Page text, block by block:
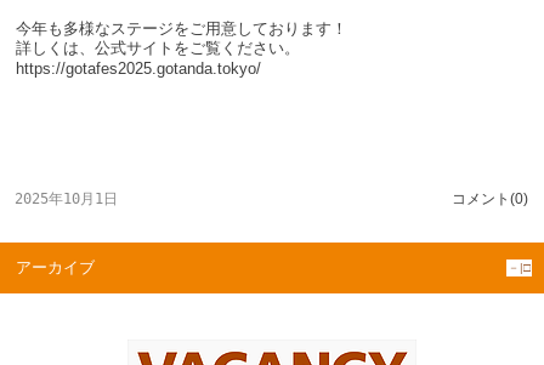
今年も多様なステージをご用意しております！
詳しくは、公式サイトをご覧ください。
https://gotafes2025.gotanda.tokyo/
2025年10月1日 コメント(0)
アーカイブ －|□